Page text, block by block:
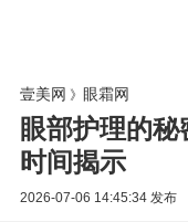
壹美网 》 眼霜网
眼部护理的
时间揭示
2026-07-06 14:45:34发布